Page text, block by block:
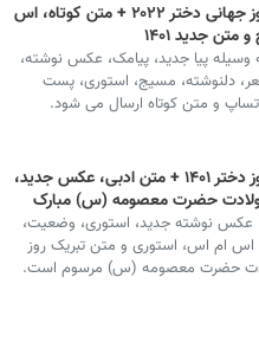
تبریک روز جهانی دختر ۲۰۲۲ + متن کوتاه، اس
جدید ۱۴۰۱
وسیله پیا جدید، پیامک، عکس نوشته،
دلنوشته، مسیج، استوری، پست
و متن کوتاه ارسال می شود.
تبریک روز دختر ۱۴۰۱ + متن ادبی، عکس جدید،
ولادت حضرت معصومه (س) مبارک
عکس نوشته جدید، استوری، وضعیت،
ام اس، استوری و متن تبریک روز